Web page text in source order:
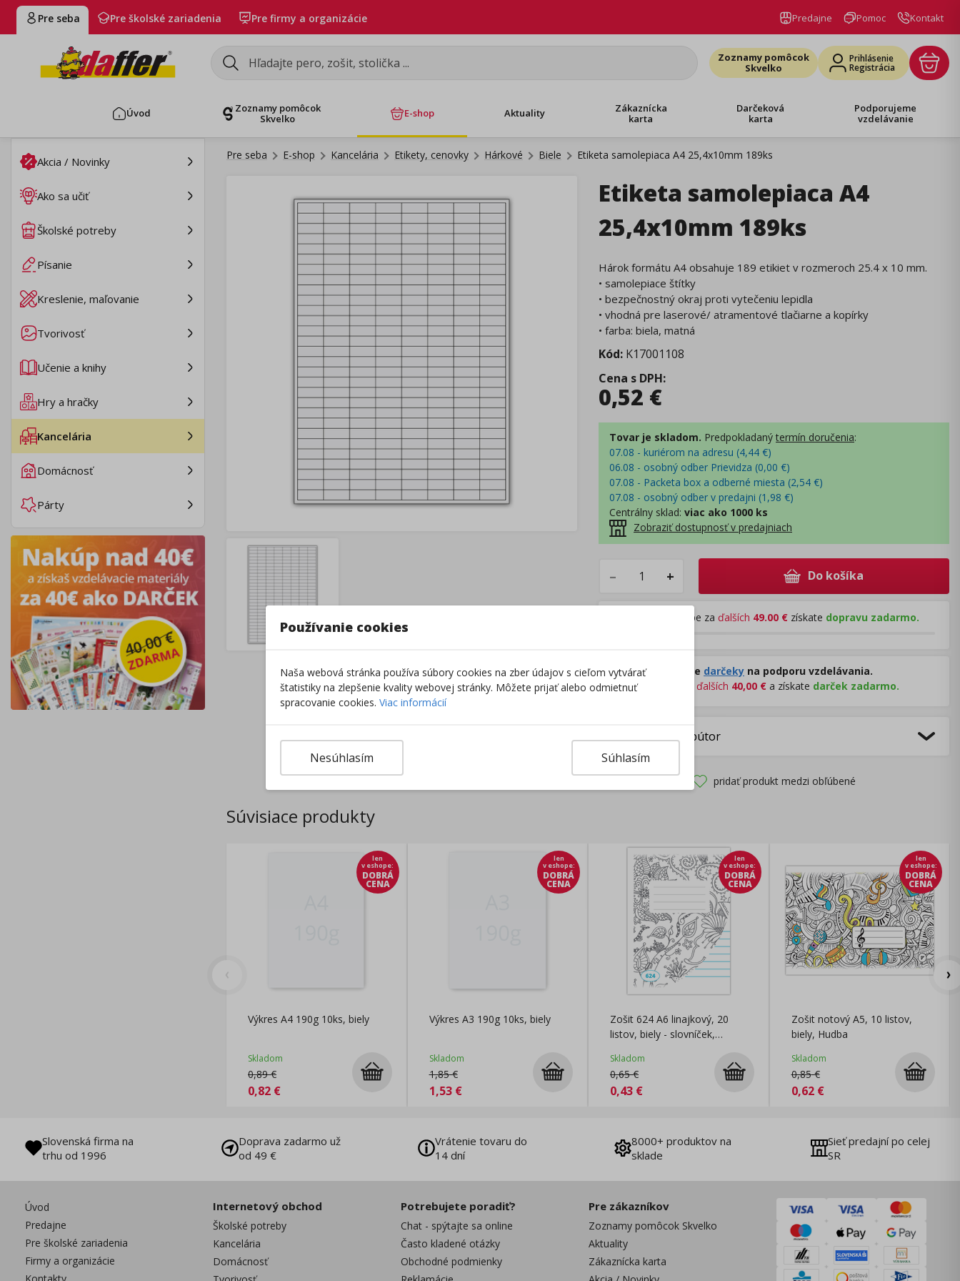
Pre seba Pre školské zariadenia Pre firmy a organizácie Predajne Pomoc Kontakt
Zoznamy pomôcok
Skvelko
Prihlásenie
Registrácia
Úvod
Zoznamy pomôcok
Skvelko
E-shop Aktuality
Zákaznícka
karta
Darčeková
karta
Podporujeme
vzdelávanie
Akcia / Novinky
Ako sa učiť
Školské potreby
Písanie
Kreslenie, maľovanie
Tvorivosť
Učenie a knihy
Hry a hračky
Kancelária
Domácnosť
Párty
Pre seba E-shop Kancelária Etikety, cenovky Hárkové Biele Etiketa samolepiaca A4 25,4x10mm 189ks
Etiketa samolepiaca A4
25,4x10mm 189ks
Hárok formátu A4 obsahuje 189 etikiet v rozmeroch 25.4 x 10 mm.
• samolepiace štítky
• bezpečnostný okraj proti vytečeniu lepidla
• vhodná pre laserové/ atramentové tlačiarne a kopírky
• farba: biela, matná
Kód: K17001108
Cena s DPH:
0,52 €
Tovar je skladom. Predpokladaný termín doručenia:
07.08 - kuriérom na adresu (4,44 €)
06.08 - osobný odber Prievidza (0,00 €)
07.08 - Packeta box a odberné miesta (2,54 €)
07.08 - osobný odber v predajni (1,98 €)
Centrálny sklad: viac ako 1000 ks
Zobraziť dostupnosť v predajniach
– + Do košíka
Pri nákupe za ďalších 49.00 € získate dopravu zadarmo.
Rozdávame darčeky na podporu vzdelávania.
ďalších 40,00 € a získate darček zadarmo.
Výrobca/Distribútor
pridať produkt medzi obľúbené
Súvisiace produkty
len
v eshope:
DOBRÁ
CENA
Výkres A4 190g 10ks, biely
Skladom
0,89€
0,82 €
len
v eshope:
DOBRÁ
CENA
Výkres A3 190g 10ks, biely
Skladom
1,85€
1,53€
len
v eshope:
DOBRÁ
CENA
Zošit 624 A6 linajkový, 20
listov, biely - slovníček,
Skladom
0,65€
0,43 €
len
v eshope:
DOBRÁ
CENA
Zošit notový A5, 10 listov,
biely, Hudba
Skladom
0,85€
0,62€
Slovenská firma na
trhu od 1996
Doprava zadarmo už
od 49 €
Vrátenie tovaru do
14 dní
8000+ produktov na
sklade
Sieť predajní po celej
SR
Úvod
Predajne
Pre školské zariadenia
Firmy a organizácie
Kontakty
Internetový obchod
Školské potreby
Kancelária
Domácnosť
Potrebujete poradiť?
Chat - spýtajte sa online
Často kladené otázky
Obchodné podmienky
Pre zákazníkov
Zoznamy pomôcok Skvelko
Aktuality
Zákaznícka karta
Používanie cookies
Naša webová stránka používa súbory cookies na zber údajov s cieľom vytvárať
štatistiky na zlepšenie kvality webovej stránky. Môžete prijať alebo odmietnuť
spracovanie cookies. Viac informácií
Súhlasím
Nesúhlasím